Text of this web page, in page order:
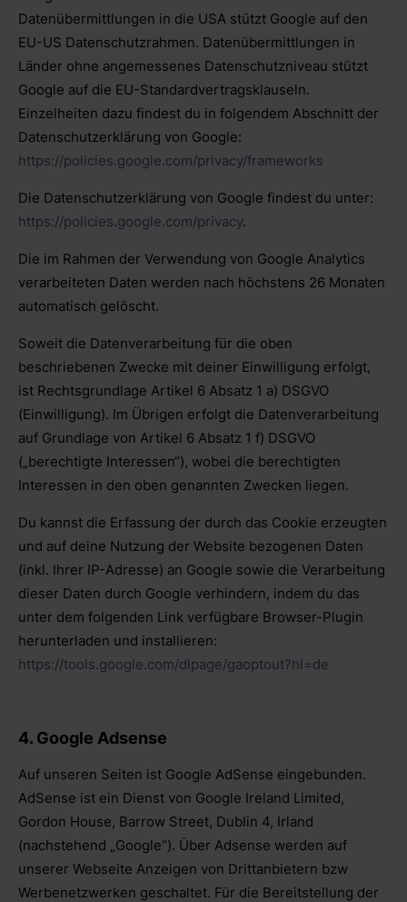
Datenübermittlungen in die USA stützt Google auf den
EU-US Datenschutzrahmen. Datenübermittlungen in
Länder ohne angemessenes Datenschutzniveau stützt
Google auf die EU-Standardvertragsklauseln.
Einzelheiten dazu findest du in folgendem Abschnitt der
Datenschutzerklärung von Google:
https://policies.google.com/privacy/frameworks
Die Datenschutzerklärung von Google findest du unter:
https://policies.google.com/privacy.
Die im Rahmen der Verwendung von Google Analytics
verarbeiteten Daten werden nach höchstens 26 Monaten
automatisch gelöscht.
Soweit die Datenverarbeitung für die oben
beschriebenen Zwecke mit deiner Einwilligung erfolgt,
ist Rechtsgrundlage Artikel 6 Absatz 1 a) DSGVO
(Einwilligung). Im Übrigen erfolgt die Datenverarbeitung
auf Grundlage von Artikel 6 Absatz 1 f) DSGVO
(„berechtigte Interessen“), wobei die berechtigten
Interessen in den oben genannten Zwecken liegen.
Du kannst die Erfassung der durch das Cookie erzeugten
und auf deine Nutzung der Website bezogenen Daten
(inkl. Ihrer IP-Adresse) an Google sowie die Verarbeitung
dieser Daten durch Google verhindern, indem du das
unter dem folgenden Link verfügbare Browser-Plugin
herunterladen und installieren:
https://tools.google.com/dlpage/gaoptout?hl=de
4. Google Adsense
Auf unseren Seiten ist Google AdSense eingebunden.
AdSense ist ein Dienst von Google Ireland Limited,
Gordon House, Barrow Street, Dublin 4, Irland
(nachstehend „Google“). Über Adsense werden auf
unserer Webseite Anzeigen von Drittanbietern bzw
Werbenetzwerken geschaltet. Für die Bereitstellung der